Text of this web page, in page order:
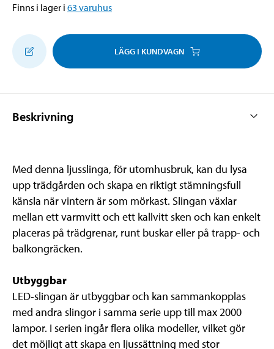
Finns i lager i 63 varuhus
LÄGG I KUNDVAGN
Beskrivning
Med denna ljusslinga, för utomhusbruk, kan du lysa
upp trädgården och skapa en riktigt stämningsfull
känsla när vintern är som mörkast. Slingan växlar
mellan ett varmvitt och ett kallvitt sken och kan enkelt
placeras på trädgrenar, runt buskar eller på trapp- och
balkongräcken.
Utbyggbar
LED-slingan är utbyggbar och kan sammankopplas
med andra slingor i samma serie upp till max 2000
lampor. I serien ingår flera olika modeller, vilket gör
det möjligt att skapa en ljussättning med stor